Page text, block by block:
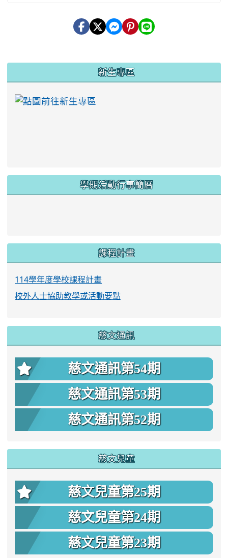
新生專區
學期活動行事簡曆
課程計畫
114學年度學校課程計畫
校外人士協助教學或活動要點
慈文通訊
慈文通訊第54期
慈文通訊第53期
慈文通訊第52期
慈文兒童
慈文兒童第25期
慈文兒童第24期
慈文兒童第23期